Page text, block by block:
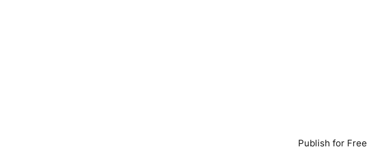
Publish for Free